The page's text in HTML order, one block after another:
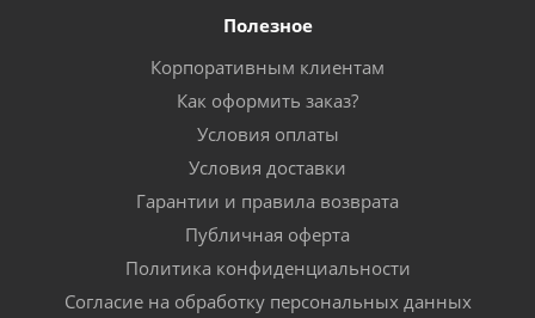
Полезное
Корпоративным клиентам
Как оформить заказ?
Условия оплаты
Условия доставки
Гарантии и правила возврата
Публичная оферта
Политика конфиденциальности
Согласие на обработку персональных данных